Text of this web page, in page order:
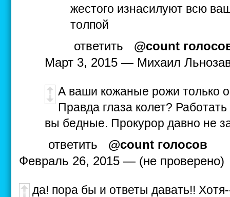
жестого изнасилуют всю
толпой
ответить
@count
Март 3, 2015 — Михаил
А ваши кожаные рожи только
Правда глаза колет?
вы бедные. Прокурор давно не
ответить
@count голосов
Февраль 26, 2015 — (не проверено)
да! пора бы и ответы давать!!